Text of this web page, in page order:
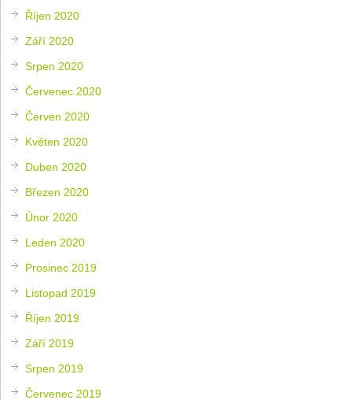
Říjen 2020
Září 2020
Srpen 2020
Červenec 2020
Červen 2020
Květen 2020
Duben 2020
Březen 2020
Únor 2020
Leden 2020
Prosinec 2019
Listopad 2019
Říjen 2019
Září 2019
Srpen 2019
Červenec 2019